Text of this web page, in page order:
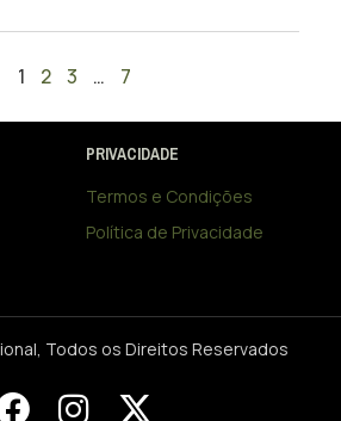
1 2 3 … 7
PRIVACIDADE
Termos e Condições
Política de Privacidade
Todos os Direitos Reservados